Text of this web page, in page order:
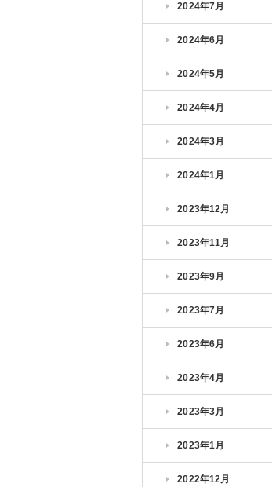
2024年7月
2024年6月
2024年5月
2024年4月
2024年3月
2024年1月
2023年12月
2023年11月
2023年9月
2023年7月
2023年6月
2023年4月
2023年3月
2023年1月
2022年12月